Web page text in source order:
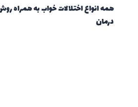
همه انواع اختلالات خواب به
درمان